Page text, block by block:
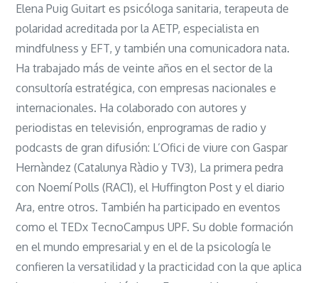
Elena Puig Guitart es psicóloga sanitaria, terapeuta de
polaridad acreditada por la AETP, especialista en
mindfulness y EFT, y también una comunicadora nata.
Ha trabajado más de veinte años en el sector de la
consultoría estratégica, con empresas nacionales e
internacionales. Ha colaborado con autores y
periodistas en televisión, enprogramas de radio y
podcasts de gran difusión: L’Ofici de viure con Gaspar
Hernàndez (Catalunya Ràdio y TV3), La primera pedra
con Noemí Polls (RAC1), el Huffington Post y el diario
Ara, entre otros. También ha participado en eventos
como el TEDx TecnoCampus UPF. Su doble formación
en el mundo empresarial y en el de la psicología le
confieren la versatilidad y la practicidad con la que aplica